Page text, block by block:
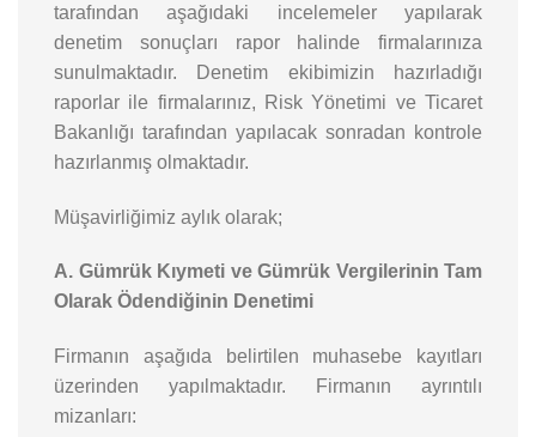
tarafından aşağıdaki incelemeler yapılarak
denetim sonuçları rapor halinde firmalarınıza
sunulmaktadır. Denetim ekibimizin hazırladığı
raporlar ile firmalarınız, Risk Yönetimi ve Ticaret
Bakanlığı tarafından yapılacak sonradan kontrole
hazırlanmış olmaktadır.
Müşavirliğimiz aylık olarak;
A. Gümrük Kıymeti ve Gümrük Vergilerinin Tam
Olarak Ödendiğinin Denetimi
Firmanın aşağıda belirtilen muhasebe kayıtları
üzerinden yapılmaktadır. Firmanın ayrıntılı
mizanları: